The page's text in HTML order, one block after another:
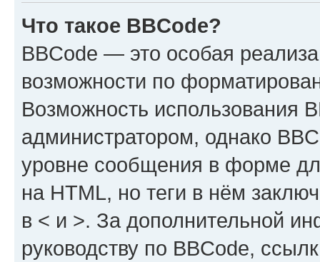
Что такое BBCode?
BBCode — это особая
возможности по
Возможность использования
администратором, однако
уровне сообщения в форме
на HTML, но теги в нём
в < и >. За дополнительной
руководству по BBCode,